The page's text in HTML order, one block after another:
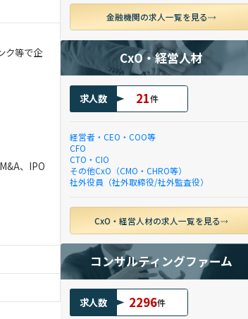
ク等で企
、IPO
金融機関の求人一覧を見る
CxO・経営人材
求人数 21件
経営者・CEO・COO等
CFO
CTO・CIO
その他CxO（CMO・CHRO等）
社外役員（社外取締役/社外監査役）
CxO・経営人材の求人一覧を見る
コンサルティングファーム
求人数 2296件